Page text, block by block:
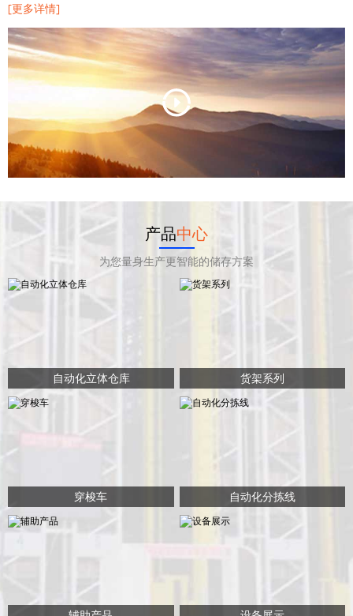
[更多详情]
产品中心
为您量身生产更智能的储存方案
自动化立体仓库 货架系列
穿梭车 自动化分拣线